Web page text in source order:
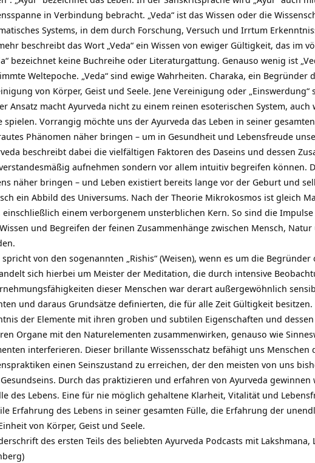
in Verbindung bebracht. „Veda“ ist das Wissen oder die
Systems, in dem durch Forschung, Versuch und Irrtum
beschreibt das Wort „Veda“ ein Wissen von ewiger Gültigkeit, das im
bezeichnet keine Buchreihe oder Literaturgattung. Genauso wenig ist
Weltepoche. „Veda“ sind ewige Wahrheiten. Charaka, ein Begründer
von Körper, Geist und Seele. Jene Vereinigung oder
Ansatz macht Ayurveda nicht zu einem reinen esoterischen System,
spielen. Vorrangig möchte uns der Ayurveda das Leben in seiner
Phänomen näher bringen – um in Gesundheit und Lebensfreude
beschreibt dabei die vielfältigen Faktoren des Daseins und dessen
aufnehmen sondern vor allem intuitiv begreifen können.
näher bringen – und Leben existiert bereits lange vor der Geburt und
ein Abbild des Universums. Nach der Theorie Mikrokosmos ist gleich
einschließlich einem verborgenem unsterblichen Kern. So sind die
und Begreifen der feinen Zusammenhänge zwischen Mensch,
spricht von den sogenannten „Rishis“ (Weisen), wenn es um die
sich hierbei um Meister der Meditation, die durch intensive
dieser Menschen war derart außergewöhnlich
und daraus Grundsätze definierten, die für alle Zeit Gültigkeit besitzen.
der Elemente mit ihren groben und subtilen Eigenschaften und
Organe mit den Naturelementen zusammenwirken, genauso wie
interferieren. Dieser brillante Wissensschatz befähigt uns
einen Seinszustand zu erreichen, der den meisten von uns
Durch das praktizieren und erfahren von Ayurveda
des Lebens. Eine für nie möglich gehaltene Klarheit, Vitalität und
Erfahrung des Lebens in seiner gesamten Fülle, die Erfahrung der
von Körper, Geist und Seele.
des ersten Teils des beliebten Ayurveda Podcasts mit Lakshmana,